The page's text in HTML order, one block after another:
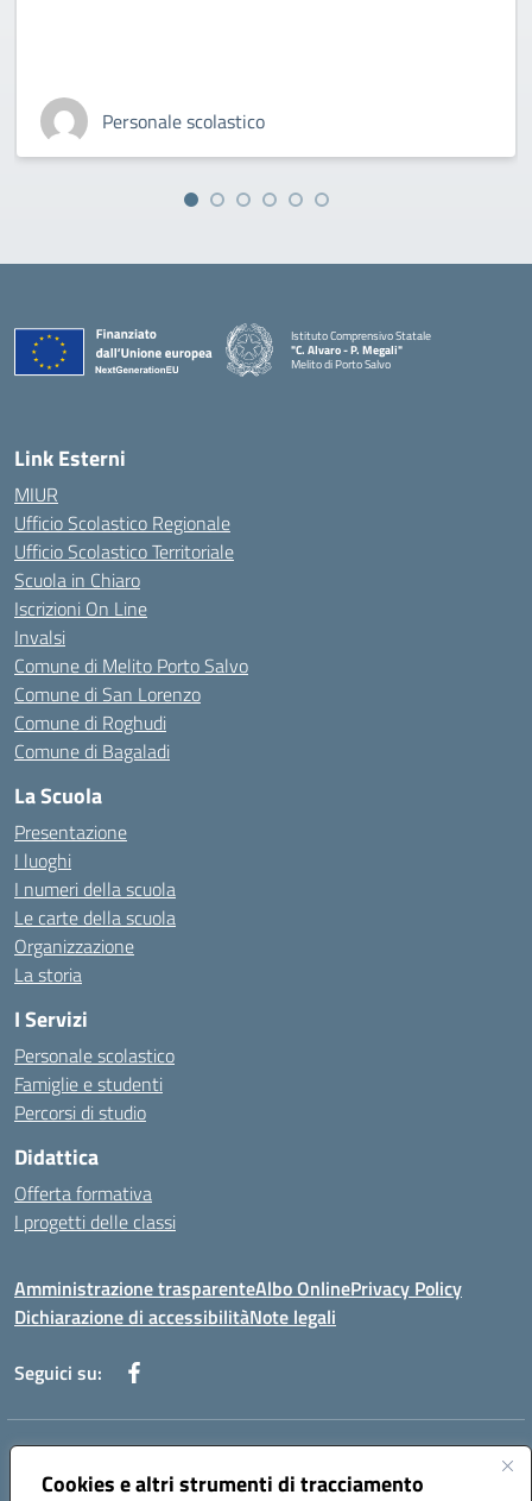
Cookies e altri strumenti di tracciamento
Personale scolastico
Istituto Comprensivo Statale
"C. Alvaro - P. Megali"
Melito di Porto Salvo
Link Esterni
MIUR
Ufficio Scolastico Regionale
Ufficio Scolastico Territoriale
Scuola in Chiaro
Iscrizioni On Line
Invalsi
Comune di Melito Porto Salvo
Comune di San Lorenzo
Comune di Roghudi
Comune di Bagaladi
La Scuola
Presentazione
I luoghi
I numeri della scuola
Le carte della scuola
Organizzazione
La storia
I Servizi
Personale scolastico
Famiglie e studenti
Percorsi di studio
Didattica
Offerta formativa
I progetti delle classi
Amministrazione trasparenteAlbo OnlinePrivacy Policy
Dichiarazione di accessibilitàNote legali
Seguici su:
Indirizzo:
Centralino:+39 0965 78 12 60 Email:rcic841003@istruzione.it